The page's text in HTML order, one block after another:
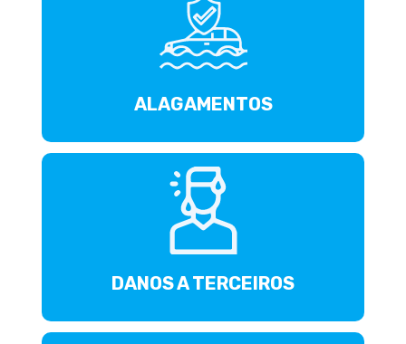
ALAGAMENTOS
DANOS A TERCEIROS